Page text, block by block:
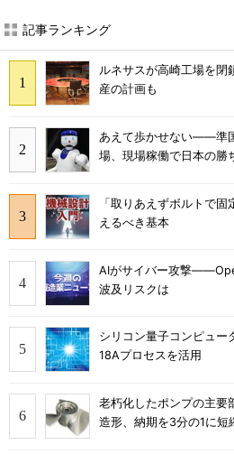
記事ランキング
ルネサスが高崎工場を閉
産の計画も
あえて歩かせない――準
場、現場稼働で日本の勝
「取りあえずボルトで
えるべき基本
AIがサイバー攻撃
波及リスクは
シリコン量子コンピュー
18Aプロセスを活用
老朽化したポンプの主要
造形、納期を3分の1に短